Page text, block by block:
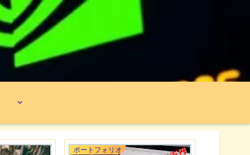
ポートフォリオ